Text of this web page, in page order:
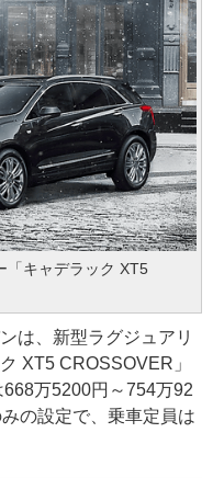
「キャデラック XT5
は、新型ラグジュアリ
XT5 CROSSOVER」
万5200円～754万92
の設定で、乗車定員は